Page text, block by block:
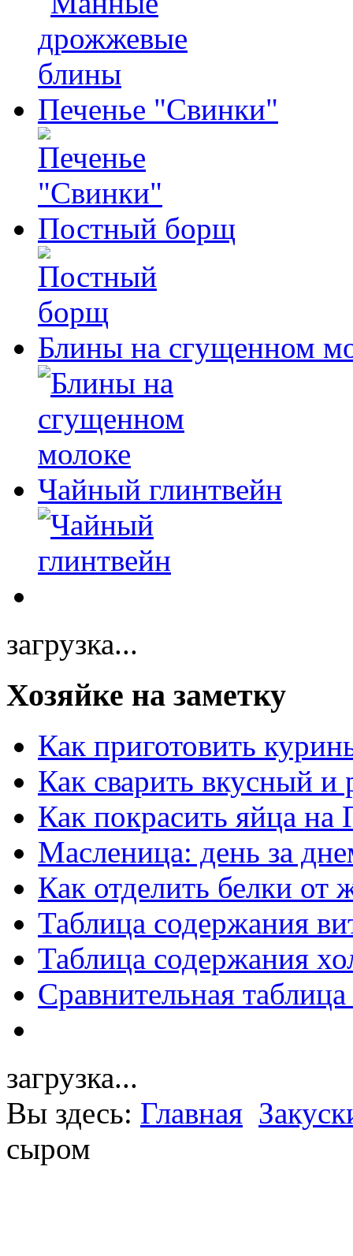
Печенье "Свинки"
Постный борщ
Блины на сгущенном
Чайный глинтвейн
загрузка...
Хозяйке на заметку
Как приготовить
Как сварить вкусный и
Как покрасить яйца на
Масленица: день за
Как отделить белки от
Таблица содержания
Таблица содержания
Сравнительная
загрузка...
Вы здесь: Главная
сыром